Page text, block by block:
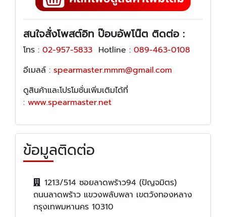
สนใจสั่งโพสต์อิท ป๊อบอัพโน๊ต ติดต่อ :
โทร : 02-957-5833 Hotline : 089-463-0108
อีเมลล์ : spearmaster.mmm@gmail.com
ดูสินค้าและโปรโมชั่นเพิ่มเติมได้ที่
: www.spearmaster.net
ข้อมูลติดต่อ
1213/514 ซอยลาดพร้าว94 (ปัญจมิตร)
ถนนลาดพร้าว แขวงพลับพลา เขตวังทองหลาง
กรุงเทพมหานคร 10310